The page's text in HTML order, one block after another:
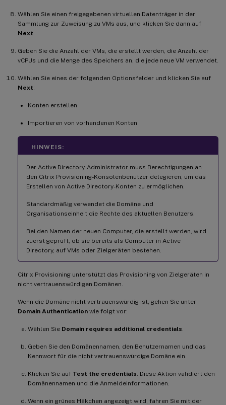
Wählen Sie einen freigegebenen virtuellen Datenträger in der
Sammlung zur Zuweisung zu VMs aus, und klicken Sie dann auf
Next
Geben Sie die Anzahl der VMs, die erstellt werden, die Anzahl der
vCPUs und die Menge des Speichers an, die jede neue VM verwendet.
Wählen Sie eines der folgenden Optionsfelder und klicken Sie auf
Next:
Konten erstellen
Importieren von vorhandenen Konten
HINWEIS:
Der Active Directory-Administrator muss Berechtigungen an
den Citrix Provisioning-Konsolenbenutzer delegieren, um das
Erstellen von Active Directory-Konten zu ermöglichen.
Standardmäßig verwendet die Domäne und
Organisationseinheit die Rechte des aktuellen Benutzers.
Bei den Namen der neuen Computer, die erstellt werden, wird
zuerst geprüft, ob sie bereits als Computer in Active
Directory, auf VMs oder Zielgeräten bestehen.
Citrix Provisioning unterstützt das Provisioning von Zielgeräten in
nicht vertrauenswürdigen Domänen.
Wenn die Domäne nicht vertrauenswürdig ist, gehen Sie unter
Domain Authentication wie folgt vor:
Wählen Sie Domain requires additional credentials
Geben Sie den Domänennamen, den Benutzernamen und das
Kennwort für die nicht vertrauenswürdige Domäne ein.
Klicken Sie auf Test the credentials . Diese Aktion validiert den
Domänennamen und die Anmeldeinformationen.
Wenn ein grünes Häkchen angezeigt wird, fahren Sie mit der